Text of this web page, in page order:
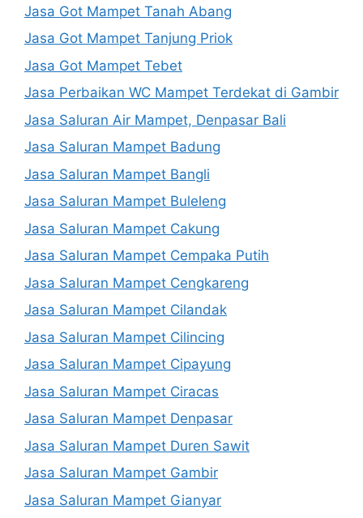
Jasa Got Mampet Tanah Abang
Jasa Got Mampet Tanjung Priok
Jasa Got Mampet Tebet
Jasa Perbaikan WC Mampet Terdekat di Gambir
Jasa Saluran Air Mampet, Denpasar Bali
Jasa Saluran Mampet Badung
Jasa Saluran Mampet Bangli
Jasa Saluran Mampet Buleleng
Jasa Saluran Mampet Cakung
Jasa Saluran Mampet Cempaka Putih
Jasa Saluran Mampet Cengkareng
Jasa Saluran Mampet Cilandak
Jasa Saluran Mampet Cilincing
Jasa Saluran Mampet Cipayung
Jasa Saluran Mampet Ciracas
Jasa Saluran Mampet Denpasar
Jasa Saluran Mampet Duren Sawit
Jasa Saluran Mampet Gambir
Jasa Saluran Mampet Gianyar